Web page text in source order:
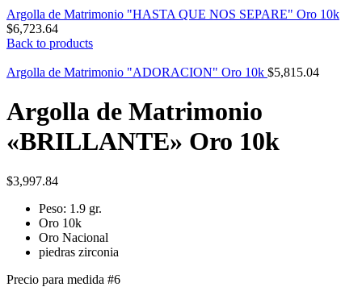
Argolla de Matrimonio "HASTA QUE NOS SEPARE" Oro 10k
$6,723.64
Back to products
Argolla de Matrimonio "ADORACION" Oro 10k $5,815.04
Argolla de Matrimonio
«BRILLANTE» Oro 10k
$3,997.84
Peso: 1.9 gr.
Oro 10k
Oro Nacional
piedras zirconia
Precio para medida #6